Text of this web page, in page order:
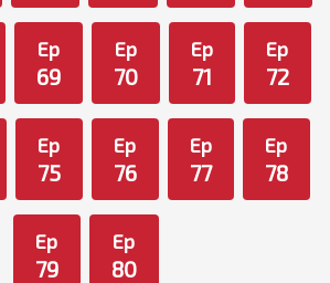
Ep
69
Ep
70
Ep
71
Ep
72
Ep
75
Ep
76
Ep
77
Ep
78
Ep
79
Ep
80